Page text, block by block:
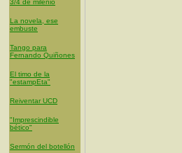
3/4 de milenio
La novela, ese
embuste
Tango para
Fernando Quiñones
El timo de la
"estampEta"
Reiventar UCD
"Imprescindible
bético"
Sermón del botellón